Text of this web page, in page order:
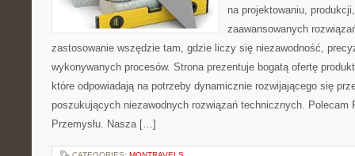
na projektowaniu,
zaawansowanych
zastosowanie wszędzie tam, gdzie liczy się niezawodność,
wykonywanych procesów. Strona prezentuje bogatą ofertę
które odpowiadają na potrzeby dynamicznie rozwijającego się
poszukujących niezawodnych rozwiązań technicznych. Polecam
Przemysłu. Nasza […]